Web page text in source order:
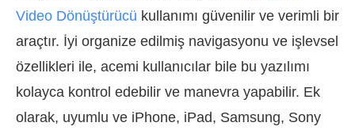
Video Dönüştürücü kullanımı güvenilir ve verimli bir
araçtır. İyi organize edilmiş navigasyonu ve işlevsel
özellikleri ile, acemi kullanıcılar bile bu yazılımı
kolayca kontrol edebilir ve manevra yapabilir. Ek
olarak, uyumlu ve iPhone, iPad, Samsung, Sony